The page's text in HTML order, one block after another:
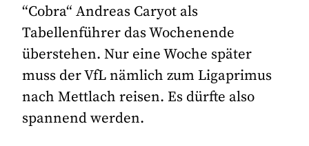
“Cobra“ Andreas Caryot als
Tabellenführer das Wochenende
überstehen. Nur eine Woche später
muss der VfL nämlich zum Ligaprimus
nach Mettlach reisen. Es dürfte also
spannend werden.